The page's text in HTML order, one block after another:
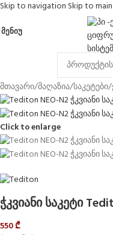
Skip to navigation Skip to
ᲛᲔᲜᲘᲣ
მთავარი/მაღაზია/საკეტები/
Click to enlarge
ჭკვიანი საკეტი
550₾